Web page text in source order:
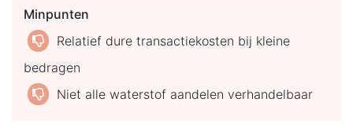
Minpunten
Relatief dure transactiekosten bij kleine
bedragen
Niet alle waterstof aandelen verhandelbaar